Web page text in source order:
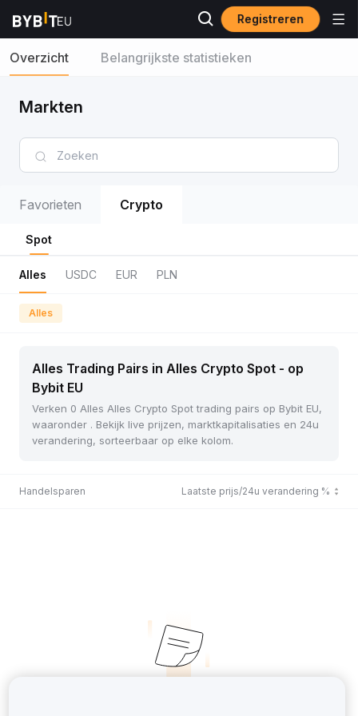
Registreren
Overzicht Belangrijkste statistieken
Markten
Favorieten Crypto
Spot
Alles USDC EUR PLN
Alles
Alles Trading Pairs in Alles Crypto Spot - op
Bybit EU
Verken 0 Alles Alles Crypto Spot trading pairs op Bybit EU,
waaronder . Bekijk live prijzen, marktkapitalisaties en 24u
verandering, sorteerbaar op elke kolom.
Handelsparen Laatste prijs/24u verandering %